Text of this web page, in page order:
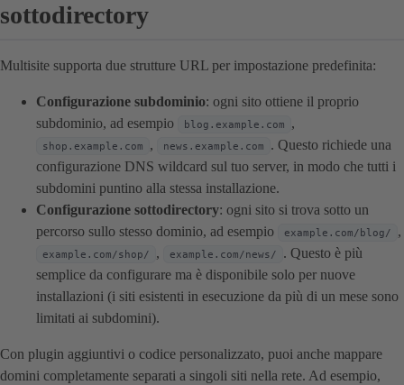
sottodirectory
Multisite supporta due strutture URL per impostazione predefinita:
Configurazione subdominio: ogni sito ottiene il proprio
subdominio, ad esempio
blog.example.com ,
shop.example.com , news.example.com
. Questo richiede una
configurazione DNS wildcard sul tuo server, in modo che tutti i
subdomini puntino alla stessa installazione.
Configurazione sottodirectory: ogni sito si trova sotto un
percorso sullo stesso dominio, ad esempio
example.com/blog/ ,
example.com/shop/ , example.com/news/
. Questo è più
semplice da configurare ma è disponibile solo per nuove
installazioni (i siti esistenti in esecuzione da più di un mese sono
limitati ai subdomini).
Con plugin aggiuntivi o codice personalizzato, puoi anche mappare
domini completamente separati a singoli siti nella rete. Ad esempio,